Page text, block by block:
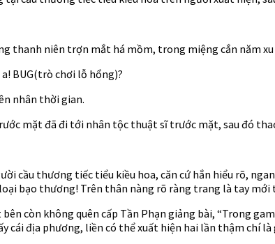
niên trợn mắt há mồm, trong miệng cắn năm xu
BUG(trò chơi lỗ hổng)?
nhân thời gian.
mặt đã đi tới nhân tộc thuật sĩ trước mặt, sau đó
cầu thương tiếc tiểu kiều hoa, căn cứ hắn hiểu rõ,
bạo thương! Trên thân nàng rõ ràng trang là tay mới
còn không quên cấp Tần Phạn giảng bài, “Trong
cái địa phương, liền có thể xuất hiện hai lần thậm chí